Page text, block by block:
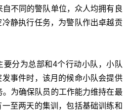
不同的警队单位，众人均拥有良
静执行任务，为警队作出卓越贡
要分为总部和4个行动小队，小队
事件时，该月的候命小队会提供
为确保队员的工作能力维持在最
至两天的集训，包括基础训练和